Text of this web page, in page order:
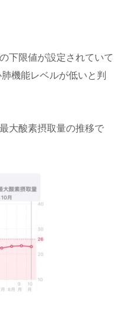
下限値が設定されていて
機能レベルが低いと判
大酸素摂取量の推移で